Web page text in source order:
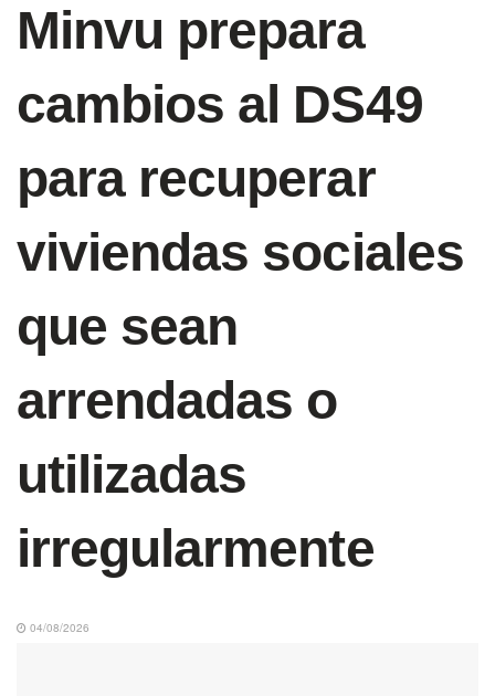
Minvu prepara
cambios al DS49
para recuperar
viviendas sociales
que sean
arrendadas o
utilizadas
irregularmente
04/08/2026